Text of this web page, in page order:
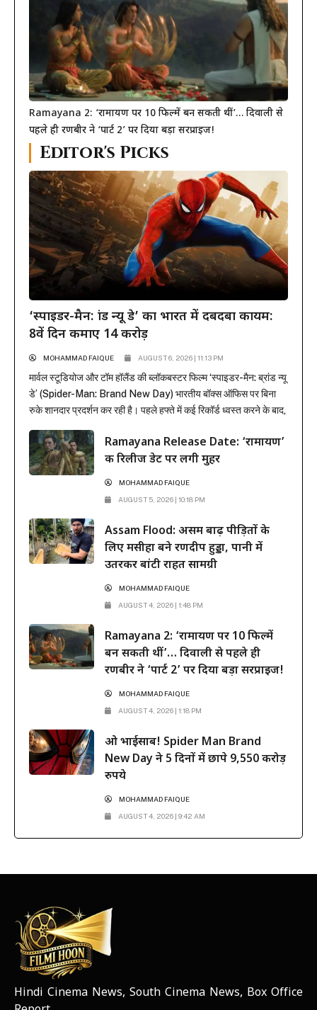
Ramayana 2: ‘रामायण पर 10 फिल्में बन सकती थीं’… दिवाली से
पहले ही रणबीर ने ‘पार्ट 2’ पर दिया बड़ा सरप्राइज!
Editor's Picks
‘स्पाइडर-मैन: ब्रांड न्यू डे’ का भारत में दबदबा कायम:
8वें दिन कमाए 14 करोड़
MOHAMMAD FAIQUE AUGUST 6, 2026 | 11:13 PM
मार्वल स्टूडियोज और टॉम हॉलैंड की ब्लॉकबस्टर फिल्म ‘स्पाइडर-मैन: ब्रांड न्यू
डे’ (Spider-Man: Brand New Day) भारतीय बॉक्स ऑफिस पर बिना
रुके शानदार प्रदर्शन कर रही है। पहले हफ्ते में कई रिकॉर्ड ध्वस्त करने के बाद,
बनाए रखी है। रिलीज के...Ramayana Release Date: ‘रामायण’
की रिलीज डेट पर लगी मुहर
MOHAMMAD FAIQUE
AUGUST 5, 2026 | 10:18 PM
Assam Flood: असम बाढ़ पीड़ितों के
लिए मसीहा बने रणदीप हुड्डा, पानी में
उतरकर बांटी राहत सामग्री
MOHAMMAD FAIQUE
AUGUST 4, 2026 | 1:48 PM
Ramayana 2: ‘रामायण पर 10 फिल्में
बन सकती थीं’… दिवाली से पहले ही
रणबीर ने ‘पार्ट 2’ पर दिया बड़ा सरप्राइज!
MOHAMMAD FAIQUE
AUGUST 4, 2026 | 1:18 PM
ओ भाईसाब! Spider Man Brand
New Day ने 5 दिनों में छापे 9,550 करोड़
रुपये
MOHAMMAD FAIQUE
AUGUST 4, 2026 | 9:42 AM
NEWS ELEMENTOR
Hindi Cinema News, South Cinema News, Box Office